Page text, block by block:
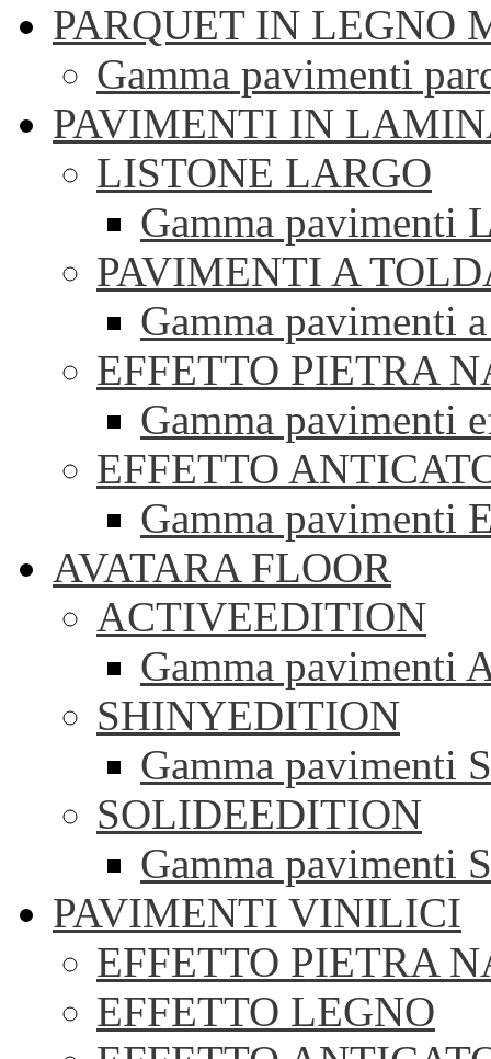
PARQUET IN LEGNO
Gamma pavimenti
PAVIMENTI IN
LISTONE LARGO
Gamma pavimenti
PAVIMENTI A
Gamma pavimenti
EFFETTO PIETRA
Gamma pavimenti
EFFETTO
Gamma pavimenti
AVATARA FLOOR
ACTIVEEDITION
Gamma pavimenti
SHINYEDITION
Gamma pavimenti
SOLIDEEDITION
Gamma pavimenti
PAVIMENTI VINILICI
EFFETTO PIETRA
EFFETTO LEGNO